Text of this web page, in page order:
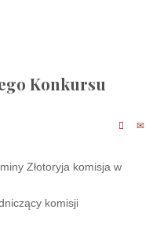
Konkursu
Złotoryja komisja w
komisji